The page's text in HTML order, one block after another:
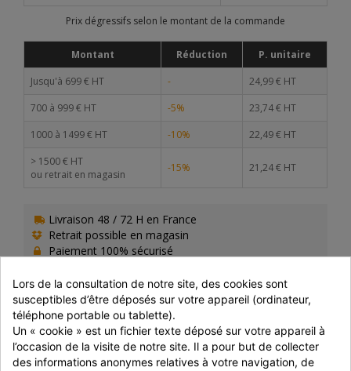
Prix dégressifs selon le montant de la commande
Montant Réduction
P. unitaire
Jusqu'à 699 € HT
-
24,99 € HT
700 à 999 € HT
-5%
23,74 € HT
1000 à 1499 € HT
-10%
22,49 € HT
> 1500 € HT
ou retrait en magasin
-15% 21,24 € HT
Livraison 48 / 72 H en France
Retrait possible en magasin
Paiement 100% sécurisé
PRÉPARATION
Lors de la consultation de notre site, des cookies sont
susceptibles d’être déposés sur votre appareil (ordinateur,
téléphone portable ou tablette).
Un « cookie » est un fichier texte déposé sur votre appareil à
l’occasion de la visite de notre site. Il a pour but de collecter
des informations anonymes relatives à votre navigation, de